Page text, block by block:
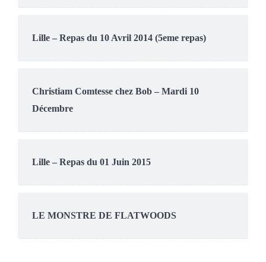
Lille – Repas du 10 Avril 2014 (5eme repas)
Christiam Comtesse chez Bob – Mardi 10
Décembre
Lille – Repas du 01 Juin 2015
LE MONSTRE DE FLATWOODS